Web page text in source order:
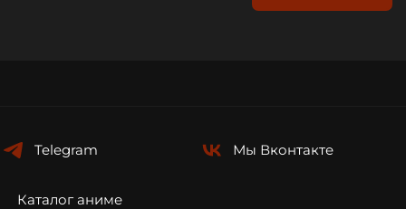
Telegram Мы Вконтакте
Каталог аниме